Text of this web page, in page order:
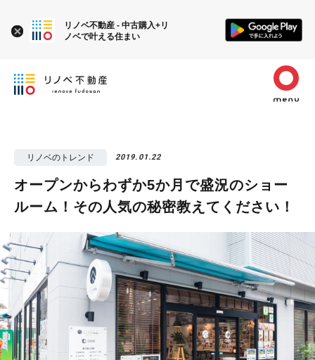
リノベのトレンド 2019.01.22
オープンからわずか5か月で盛況のショー
ルーム！その人気の秘密教えてください！
リノベ不動産 - 中古購入+リ
ノベで叶える住まい